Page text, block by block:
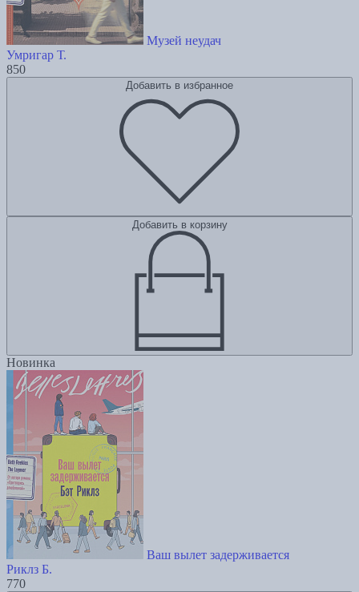
Музей неудач
Умригар Т.
850
Добавить в избранное
Добавить в корзину
Новинка
Ваш вылет задерживается
Риклз Б.
770